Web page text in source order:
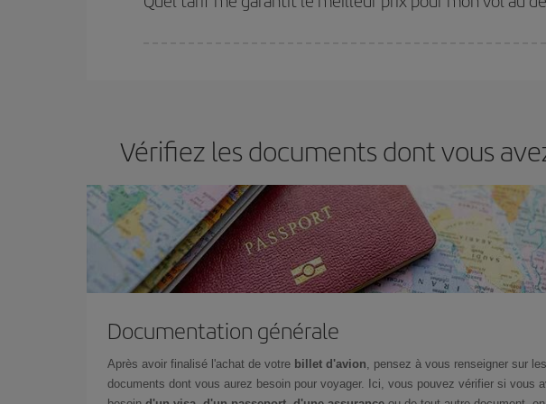
Vérifiez les documents dont vous
Documentation générale
Après avoir finalisé l'achat de votre billet d'avion , pensez à vous renseigner sur les
documents dont vous aurez besoin pour voyager. Ici, vous pouvez vérifier si vous